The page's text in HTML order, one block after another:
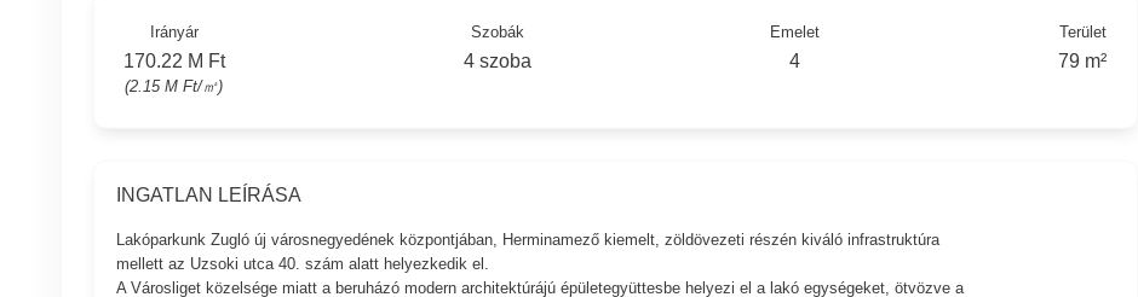
Irányár
170.22 M Ft
(2.15 M Ft/㎡)
Szobák
4 szoba
Emelet
4
Terület
79 m²
INGATLAN LEÍRÁSA
Lakóparkunk Zugló új városnegyedének központjában, Herminamező kiemelt, zöldövezeti részén kiváló infrastruktúra
mellett az Uzsoki utca 40. szám alatt helyezkedik el.
A Városliget közelsége miatt a beruházó modern architektúrájú épületegyüttesbe helyezi el a lakó egységeket, ötvözve a